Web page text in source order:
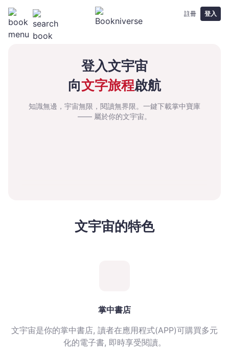
註冊 登入
登入文宇宙
向文字旅程啟航
知識無邊，宇宙無限，閱讀無界限。一鍵下載掌中寶庫
—— 屬於你的文宇宙。
文宇宙的特色
掌中書店
文宇宙是你的掌中書店, 讀者在應用程式(APP)可購買多元
化的電子書, 即時享受閱讀。